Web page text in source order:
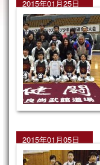
2015年01月25日
2015年01月05日